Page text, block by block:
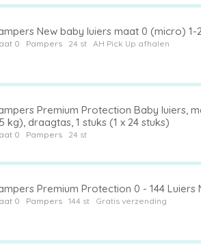
New baby luiers maat 0 (micro) 1-
0 Pampers AH Pick Up afhalen
Premium Protection Baby luiers,
kg), draagtas, 1 stuks (1 x 24 stuks)
0 Pampers
Premium Protection 0 - 144 Luiers
0 Pampers Gratis verzending